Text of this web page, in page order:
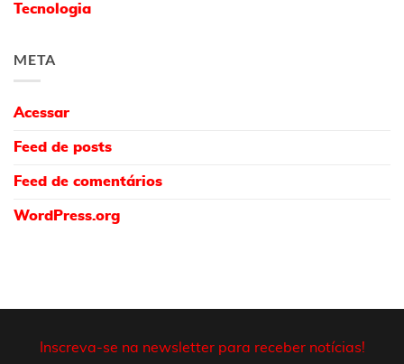
Tecnologia
META
Acessar
Feed de posts
Feed de comentários
WordPress.org
Inscreva-se na newsletter para receber notícias!